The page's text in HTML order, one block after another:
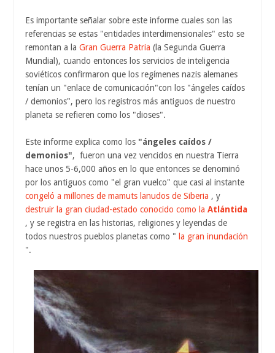
Es importante señalar sobre este informe cuales son las
referencias se estas "entidades interdimensionales" esto se
remontan a la Gran Guerra Patria (la Segunda Guerra
Mundial), cuando entonces los servicios de inteligencia
soviéticos confirmaron que los regímenes nazis alemanes
tenían un "enlace de comunicación"con los "ángeles caídos
/ demonios", pero los registros más antiguos de nuestro
planeta se refieren como los "dioses".
Este informe explica como los "ángeles caídos /
demonios", fueron una vez vencidos en nuestra Tierra
hace unos 5-6,000 años en lo que entonces se denominó
por los antiguos como "el gran vuelco" que casi al instante
congeló a millones de mamuts lanudos de Siberia , y
destruir la gran ciudad-estado conocido como la Atlántida
, y se registra en las historias, religiones y leyendas de
todos nuestros pueblos planetas como " la gran inundación
".